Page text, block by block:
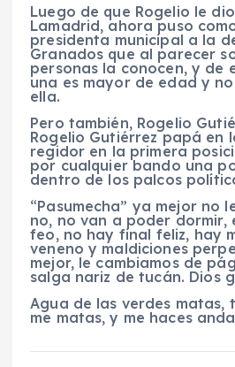
Luego de que Rogelio le
Lamadrid, ahora puso
presidenta municipal a la
Granados que al parecer
personas la conocen, y de
una es mayor de edad y
ella.
Pero también, Rogelio
Rogelio Gutiérrez papá en
regidor en la primera
por cualquier bando una
dentro de los palcos
“Pasumecha” ya mejor no
no, no van a poder dormir,
feo, no hay final feliz, hay
veneno y maldiciones
mejor, le cambiamos de
salga nariz de tucán. Dios
Agua de las verdes matas,
me matas, y me haces